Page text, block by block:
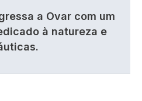
a Ovar com um
à natureza e